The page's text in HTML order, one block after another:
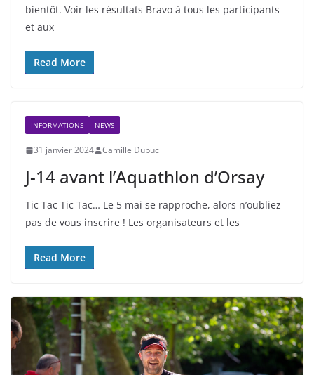
bientôt. Voir les résultats Bravo à tous les participants
et aux
Read More
INFORMATIONS NEWS
31 janvier 2024 Camille Dubuc
J-14 avant l’Aquathlon d’Orsay
Tic Tac Tic Tac… Le 5 mai se rapproche, alors n’oubliez
pas de vous inscrire ! Les organisateurs et les
Read More